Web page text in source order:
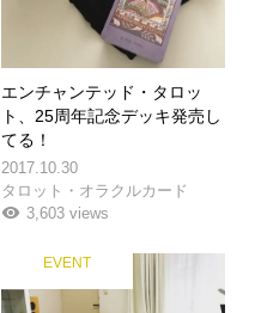
エンチャンテッド・タロッ
ト、25周年記念デッキ発売し
てる！
2017.10.30
タロット・オラクルカード
3,603 views
EVENT